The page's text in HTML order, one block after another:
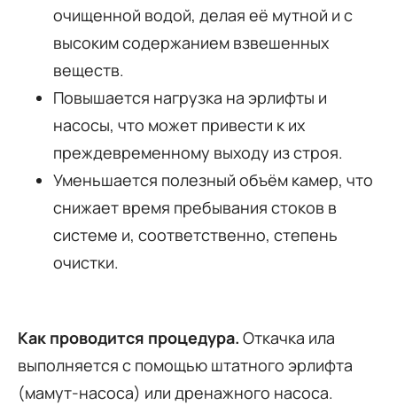
очищенной водой, делая её мутной и с
высоким содержанием взвешенных
веществ.
Повышается нагрузка на эрлифты и
насосы, что может привести к их
преждевременному выходу из строя.
Уменьшается полезный объём камер, что
снижает время пребывания стоков в
системе и, соответственно, степень
очистки.
Как проводится процедура. Откачка ила
выполняется с помощью штатного эрлифта
(мамут-насоса) или дренажного насоса.